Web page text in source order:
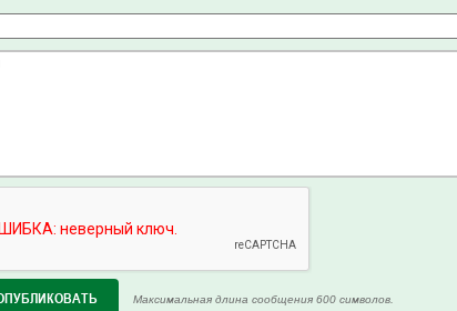
Максимальная длина сообщения 600 символов.